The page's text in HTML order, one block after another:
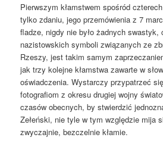
Pierwszym kłamstwem spośród
tylko zdaniu, jego przemówienia z 7
fladze, nigdy nie było żadnych swastyk,
nazistowskich symboli związanych ze
Rzeszy, jest takim samym
jak trzy kolejne kłamstwa zawarte w
oświadczenia. Wystarczy przypatrzeć
fotografiom z okresu drugiej wojny
czasów obecnych, by stwierdzić
Zełeński, nie tyle w tym względzie mija
zwyczajnie, bezczelnie kłamie.